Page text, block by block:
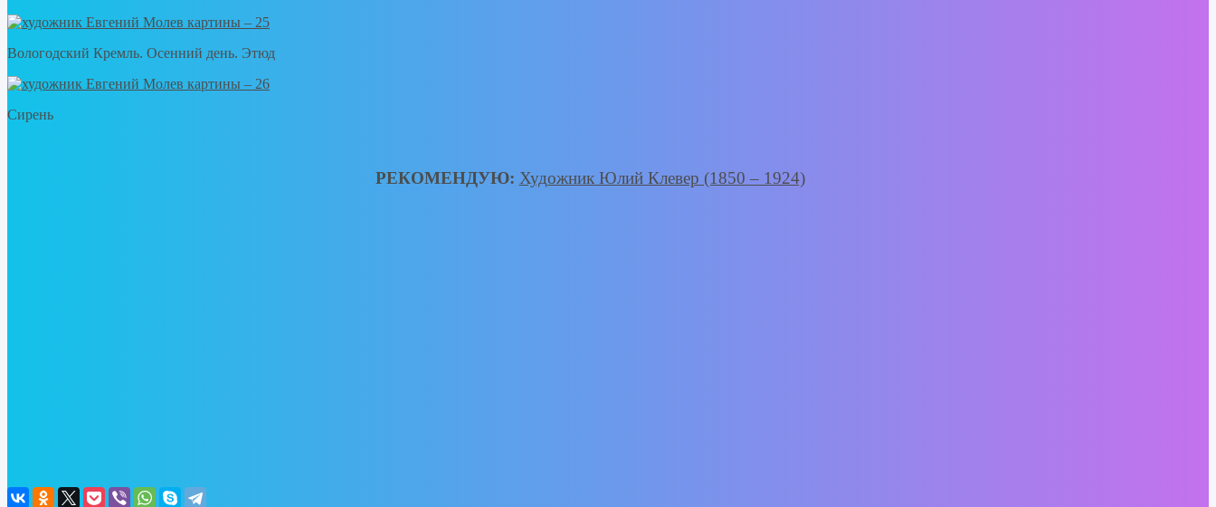
Вологодский Кремль. Осенний день. Этюд
Сирень
РЕКОМЕНДУЮ: Художник Юлий Клевер (1850 – 1924)